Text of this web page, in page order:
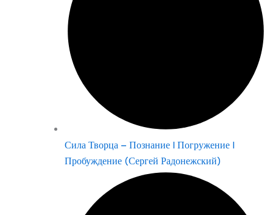
Сила Творца – Познание | Погружение |
Пробуждение (Сергей Радонежский)